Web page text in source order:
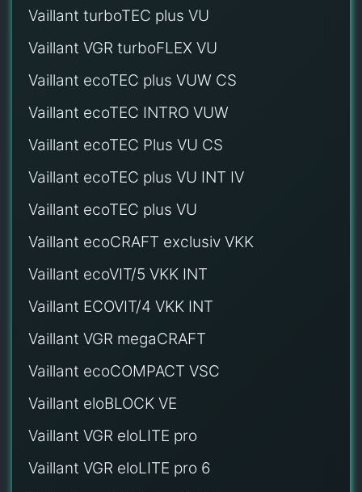
Vaillant turboTEC plus VU
Vaillant VGR turboFLEX VU
Vaillant ecoTEC plus VUW CS
Vaillant ecoTEC INTRO VUW
Vaillant ecoTEC Plus VU CS
Vaillant ecoTEC plus VU INT IV
Vaillant ecoTEC plus VU
Vaillant ecoCRAFT exclusiv VKK
Vaillant ecoVIT/5 VKK INT
Vaillant ECOVIT/4 VKK INT
Vaillant VGR megaCRAFT
Vaillant ecoCOMPACT VSC
Vaillant eloBLOCK VE
Vaillant VGR eloLITE pro
Vaillant VGR eloLITE pro 6